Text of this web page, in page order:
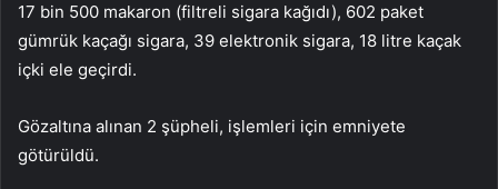
17 bin 500 makaron (filtreli sigara kağıdı), 602 paket
gümrük kaçağı sigara, 39 elektronik sigara, 18 litre kaçak
içki ele geçirdi.
Gözaltına alınan 2 şüpheli, işlemleri için emniyete
götürüldü.